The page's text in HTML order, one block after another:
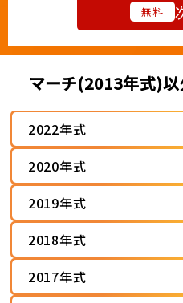
無料
マーチ(2013年式)
2022年式
2020年式
2019年式
2018年式
2017年式